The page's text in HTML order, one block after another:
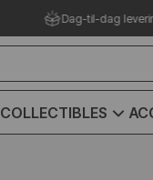
COLLECTIBLES